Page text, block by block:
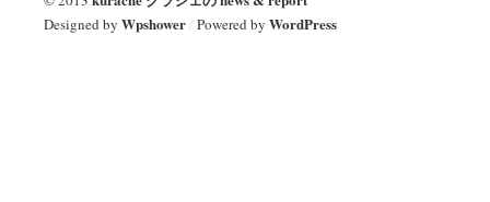
Designed by Wpshower/ Powered by WordPress